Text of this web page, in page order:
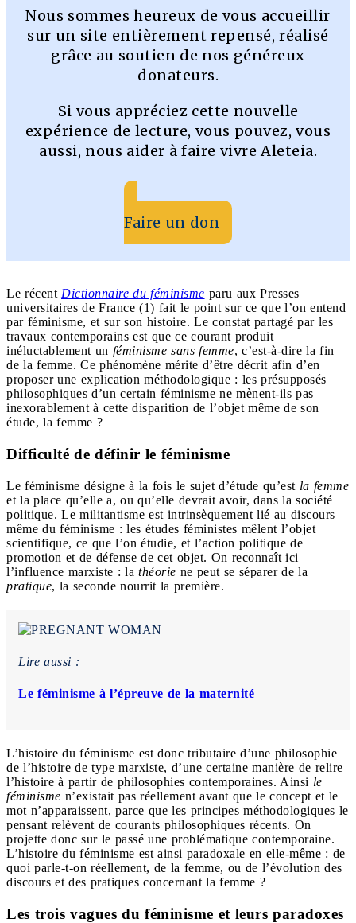
Nous sommes heureux de vous accueillir
sur un site entièrement repensé, réalisé
grâce au soutien de nos généreux
donateurs.
Si vous appréciez cette nouvelle
expérience de lecture, vous pouvez, vous
aussi, nous aider à faire vivre Aleteia.
Faire un don
Le récent Dictionnaire du féminisme paru aux Presses
universitaires de France (1) fait le point sur ce que l’on entend
par féminisme, et sur son histoire. Le constat partagé par les
travaux contemporains est que ce courant produit
inéluctablement un féminisme sans femme, c’est-à-dire la fin
de la femme. Ce phénomène mérite d’être décrit afin d’en
proposer une explication méthodologique : les présupposés
philosophiques d’un certain féminisme ne mènent-ils pas
inexorablement à cette disparition de l’objet même de son
étude, la femme ?
Difficulté de définir le féminisme
Le féminisme désigne à la fois le sujet d’étude qu’est la femme
et la place qu’elle a, ou qu’elle devrait avoir, dans la société
politique. Le militantisme est intrinsèquement lié au discours
même du féminisme : les études féministes mêlent l’objet
scientifique, ce que l’on étudie, et l’action politique de
promotion et de défense de cet objet. On reconnaît ici
l’influence marxiste : la théorie ne peut se séparer de la
pratique, la seconde nourrit la première.
Lire aussi :
Le féminisme à l’épreuve de la maternité
L’histoire du féminisme est donc tributaire d’une philosophie
de l’histoire de type marxiste, d’une certaine manière de relire
l’histoire à partir de philosophies contemporaines. Ainsi le
féminisme n’existait pas réellement avant que le concept et le
mot n’apparaissent, parce que les principes méthodologiques le
pensant relèvent de courants philosophiques récents. On
projette donc sur le passé une problématique contemporaine.
L’histoire du féminisme est ainsi paradoxale en elle-même : de
quoi parle-t-on réellement, de la femme, ou de l’évolution des
discours et des pratiques concernant la femme ?
Les trois vagues du féminisme et leurs paradoxes